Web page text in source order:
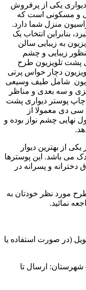
دیواری یکی از پرفروش
و مسکونی است که
منزل شما دارد.
بنابراین انتخاب یک
به زیبایی سالن
زیبایی و چشم
پشت تلویزیون طرح
دچار حواس پرتی
شامل طیف وسیعی
و سه بعدی و مناظر
پوستر دیواری پشت
سی دی معمولا از
نهایی چشم نواز بوده و
از بهترین دیوار
می باشد. این پوسترها
دخترانه و پسرانه در
مورد نظر خودتان به
نمائید.
پس از تحویل (در صورت استفاده یا
شهرستان: ارسال تا